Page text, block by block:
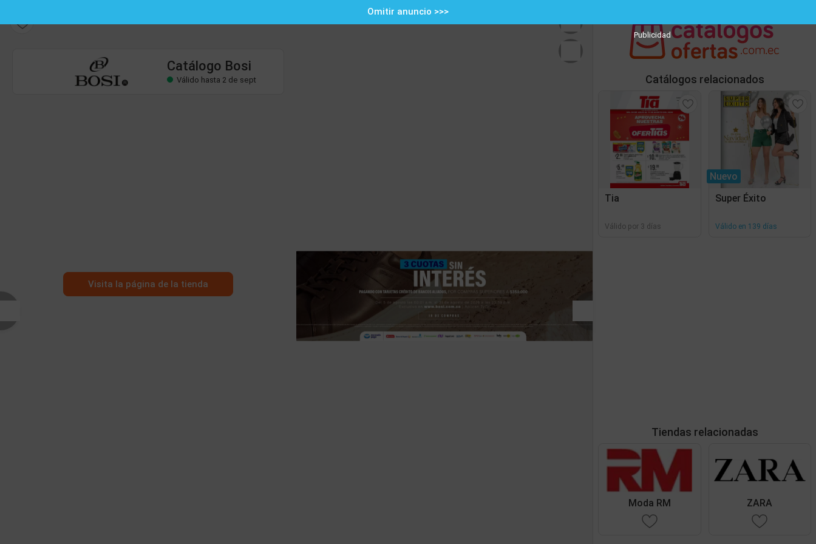
Válido hasta 2 de sept
Publicidad
Omitir anuncio >>>
Catálogo Bosi
Válido hasta 2 de sept
Visita la página de la tienda
Catálogos relacionados
Tia
Válido por 3 días
Nuevo
Super Éxito
Válido en 139 días
Tiendas relacionadas
Moda RM ZARA